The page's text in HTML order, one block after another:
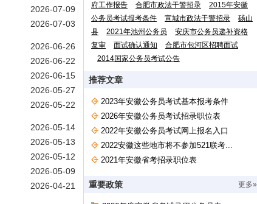
2026-07-09
2026-07-03
2026-06-26
2026-06-22
2026-06-15
2026-05-27
2026-05-22
2026-05-14
2026-05-13
2026-05-12
2026-05-09
2026-04-21
府工作报告
合肥市政法干警招录
2015年安徽
公务员考试报考条件
宣城市政法干警招录
砀山
县
2021年池州公务员
安庆市公务员递补资格
复审
面试确认通知
合肥市包河区招聘面试
2014国家公务员考试公告
推荐文章
2023年安徽公务员考试基本报考条件
2026年安徽公务员考试招录职位表
2022年安徽公务员考试网上报名入口
2022安徽这些地市将不参加521联考...
2021年安徽省考招录职位表
重要政策 更多»